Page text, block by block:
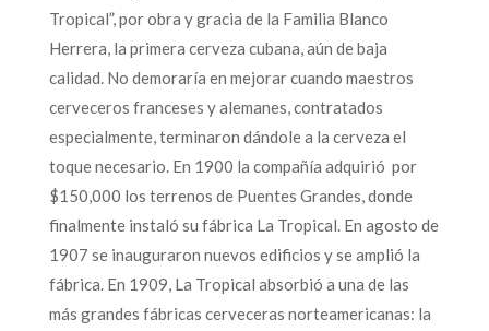
Tropical”, por obra y gracia de la Familia Blanco
Herrera, la primera cerveza cubana, aún de baja
calidad. No demoraría en mejorar cuando maestros
cerveceros franceses y alemanes, contratados
especialmente, terminaron dándole a la cerveza el
toque necesario. En 1900 la compañía adquirió por
$150,000 los terrenos de Puentes Grandes, donde
finalmente instaló su fábrica La Tropical. En agosto de
1907 se inauguraron nuevos edificios y se amplió la
fábrica. En 1909, La Tropical absorbió a una de las
más grandes fábricas cerveceras norteamericanas: la